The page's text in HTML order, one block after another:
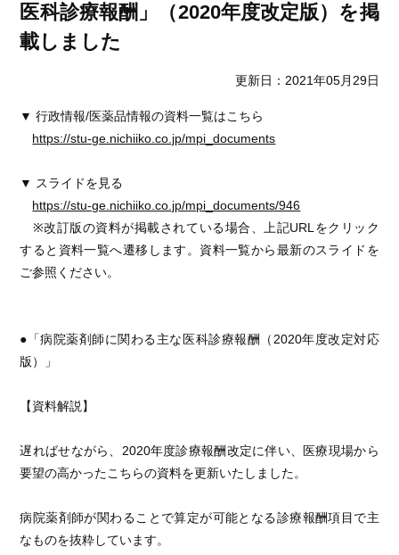
医科診療報酬」（2020年度改定版）を掲
載しました
更新日：2021年05月29日
▼ 行政情報/医薬品情報の資料一覧はこちら
https://stu-ge.nichiiko.co.jp/mpi_documents
▼ スライドを見る
https://stu-ge.nichiiko.co.jp/mpi_documents/946
※改訂版の資料が掲載されている場合、上記URLをクリック
すると資料一覧へ遷移します。資料一覧から最新のスライドを
ご参照ください。
●「病院薬剤師に関わる主な医科診療報酬（2020年度改定対応
版）」
【資料解説】
遅ればせながら、2020年度診療報酬改定に伴い、医療現場から
要望の高かったこちらの資料を更新いたしました。
病院薬剤師が関わることで算定が可能となる診療報酬項目で主
なものを抜粋しています。